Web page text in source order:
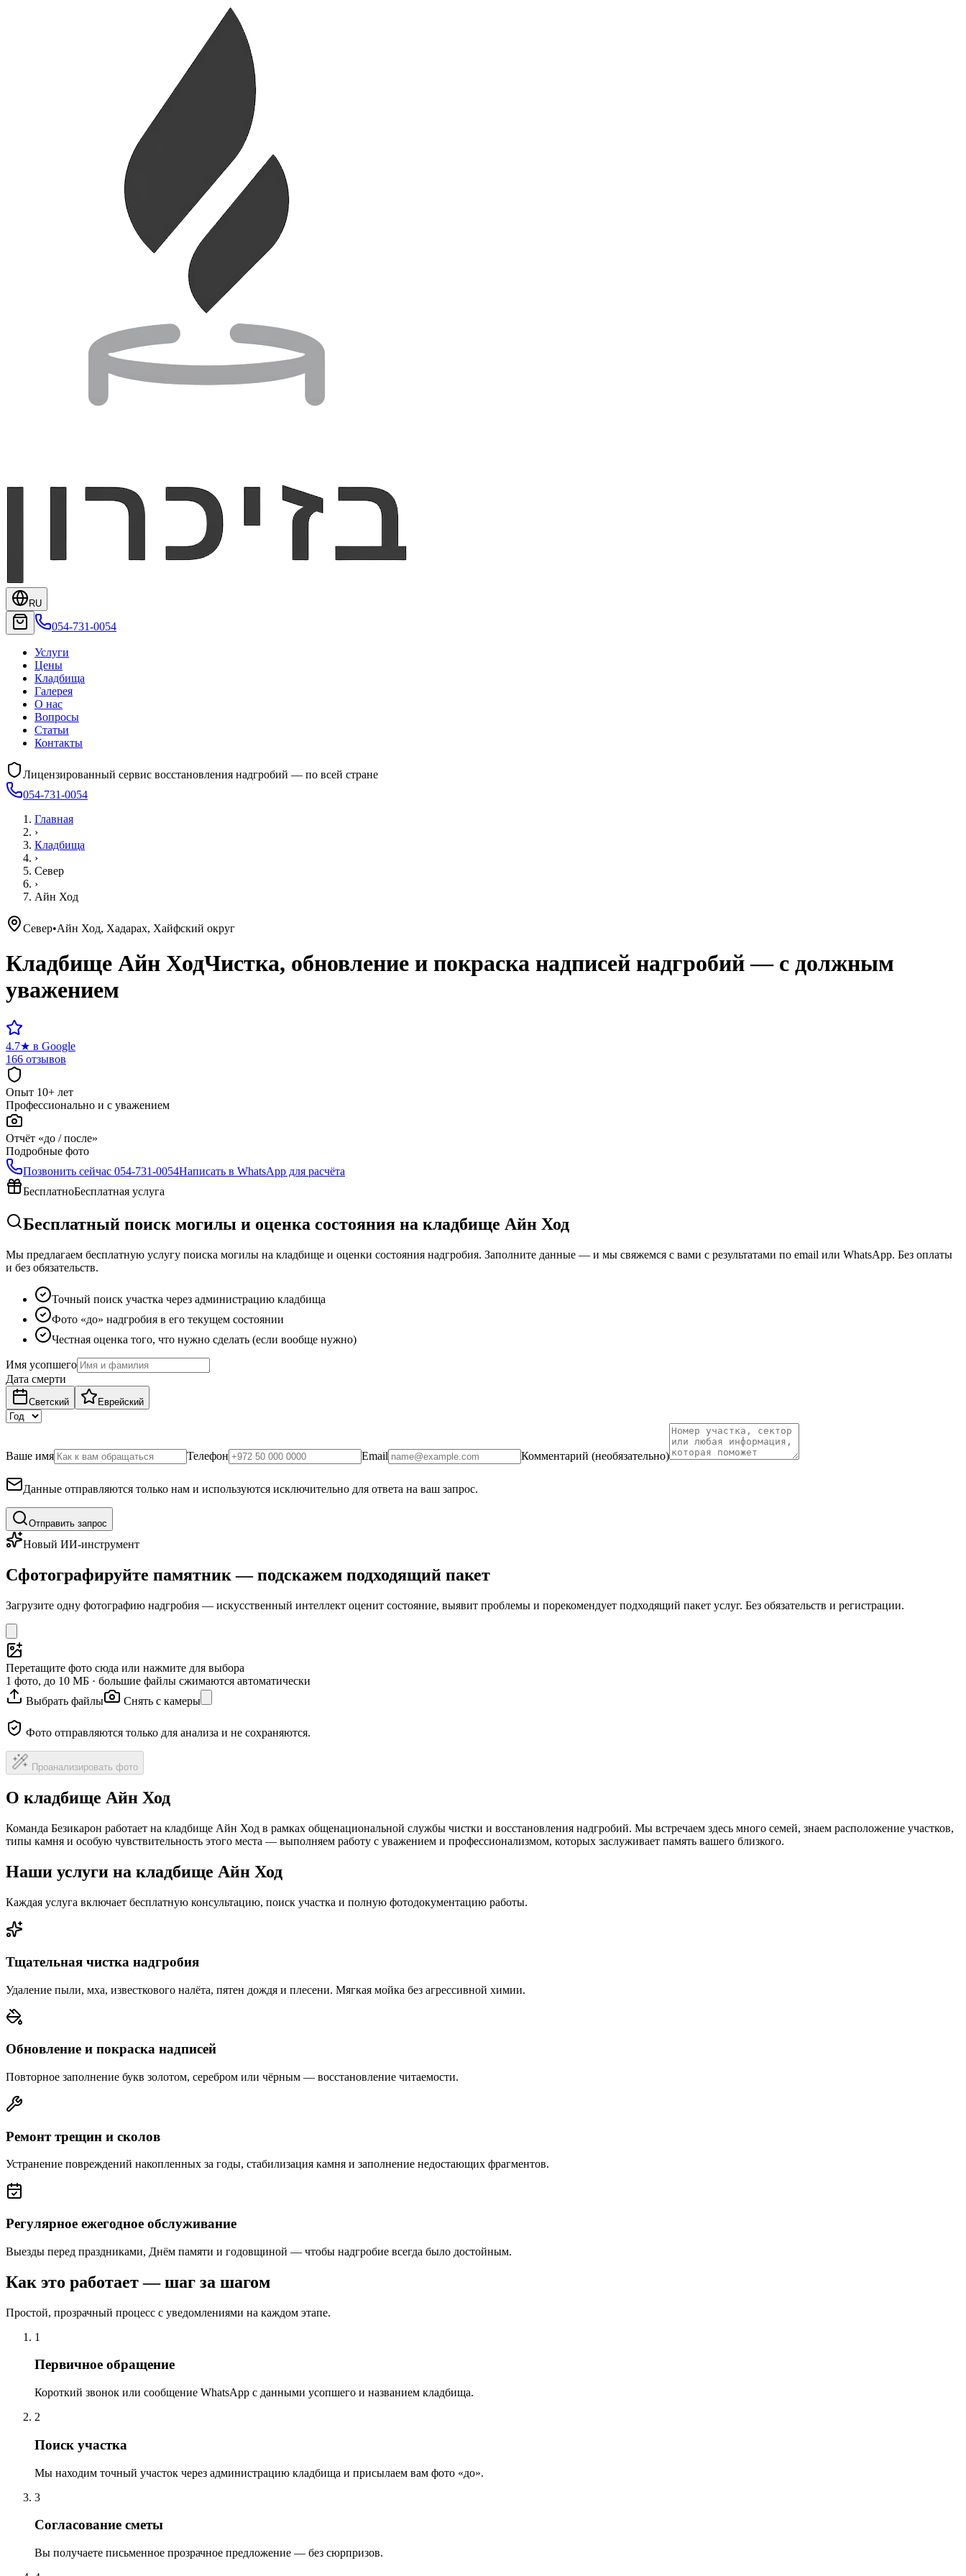
RU
054-731-0054
Услуги
Цены
Кладбища
Галерея
О нас
Вопросы
Статьи
Контакты
Лицензированный сервис восстановления надгробий — по всей стране
054-731-0054
Главная
›
Кладбища
›
Север
›
Айн Ход
Север•Айн Ход, Хадарах, Хайфский округ
Кладбище Айн ХодЧистка, обновление и покраска надписей надгробий — с должным
уважением
4.7★ в Google
166 отзывов
Опыт 10+ лет
Профессионально и с уважением
Отчёт «до / после»
Подробные фото
Позвонить сейчас 054-731-0054Написать в WhatsApp для расчёта
БесплатноБесплатная услуга
Бесплатный поиск могилы и оценка состояния на кладбище Айн Ход
Мы предлагаем бесплатную услугу поиска могилы на кладбище и оценки состояния надгробия. Заполните данные — и мы свяжемся с вами с результатами по email или WhatsApp. Без оплаты
и без обязательств.
Точный поиск участка через администрацию кладбища
Фото «до» надгробия в его текущем состоянии
Честная оценка того, что нужно сделать (если вообще нужно)
Имя усопшего
Дата смерти
Светский Еврейский
Ваше имя Телефон Email Комментарий (необязательно)
Данные отправляются только нам и используются исключительно для ответа на ваш запрос.
Отправить запрос
Новый ИИ-инструмент
Сфотографируйте памятник — подскажем подходящий пакет
Загрузите одну фотографию надгробия — искусственный интеллект оценит состояние, выявит проблемы и порекомендует подходящий пакет услуг. Без обязательств и регистрации.
Перетащите фото сюда или нажмите для выбора
1 фото, до 10 МБ · большие файлы сжимаются автоматически
Выбрать файлы
Снять с камеры
Фото отправляются только для анализа и не сохраняются.
Проанализировать фото
О кладбище Айн Ход
Команда Безикарон работает на кладбище Айн Ход в рамках общенациональной службы чистки и восстановления надгробий. Мы встречаем здесь много семей, знаем расположение участков,
типы камня и особую чувствительность этого места — выполняем работу с уважением и профессионализмом, которых заслуживает память вашего близкого.
Наши услуги на кладбище Айн Ход
Каждая услуга включает бесплатную консультацию, поиск участка и полную фотодокументацию работы.
Тщательная чистка надгробия
Удаление пыли, мха, известкового налёта, пятен дождя и плесени. Мягкая мойка без агрессивной химии.
Обновление и покраска надписей
Повторное заполнение букв золотом, серебром или чёрным — восстановление читаемости.
Ремонт трещин и сколов
Устранение повреждений накопленных за годы, стабилизация камня и заполнение недостающих фрагментов.
Регулярное ежегодное обслуживание
Выезды перед праздниками, Днём памяти и годовщиной — чтобы надгробие всегда было достойным.
Как это работает — шаг за шагом
Простой, прозрачный процесс с уведомлениями на каждом этапе.
1
Первичное обращение
Короткий звонок или сообщение WhatsApp с данными усопшего и названием кладбища.
2
Поиск участка
Мы находим точный участок через администрацию кладбища и присылаем вам фото «до».
3
Согласование сметы
Вы получаете письменное прозрачное предложение — без сюрпризов.